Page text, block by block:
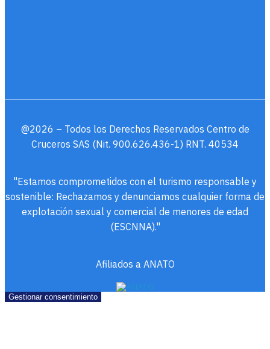
@2026 – Todos los Derechos Reservados Centro de
Cruceros SAS (Nit. 900.626.436-1) RNT. 40534
"Estamos comprometidos con el turismo responsable y
sostenible: Rechazamos y denunciamos cualquier forma de
explotación sexual y comercial de menores de edad
(ESCNNA)."
Afiliados a ANATO
Gestionar consentimiento